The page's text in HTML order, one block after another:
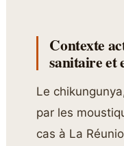
Contexte
sanitaire et
Le
par les
cas à La